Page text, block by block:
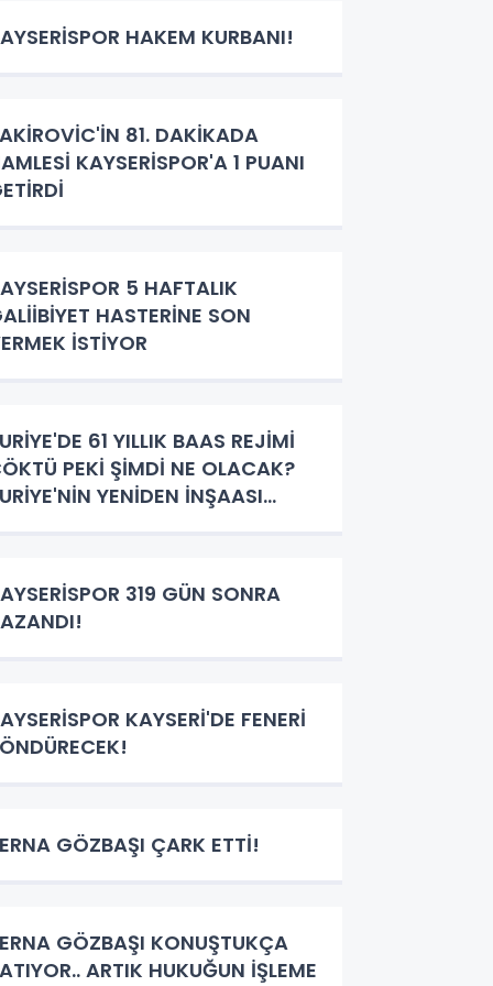
HAKEM KURBANI!
81. DAKİKADA
KAYSERİSPOR'A 1 PUANI
5 HAFTALIK
HASTERİNE SON
İSTİYOR
61 YILLIK BAAS REJİMİ
PEKİ ŞİMDİ NE OLACAK?
YENİDEN İNŞAASI
319 GÜN SONRA
KAYSERİ'DE FENERİ
GÖZBAŞI ÇARK ETTİ!
GÖZBAŞI KONUŞTUKÇA
ARTIK HUKUĞUN İŞLEME